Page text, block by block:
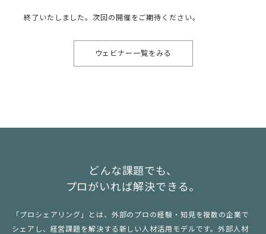
終了いたしました。次回の開催をご期待ください。
ウェビナー一覧をみる
どんな課題でも、
プロがいれば解決できる。
「プロシェアリング」とは、外部のプロの経験・知見を複数の企業で
シェアし、経営課題を解決する新しい人材活用モデルです。外部人材